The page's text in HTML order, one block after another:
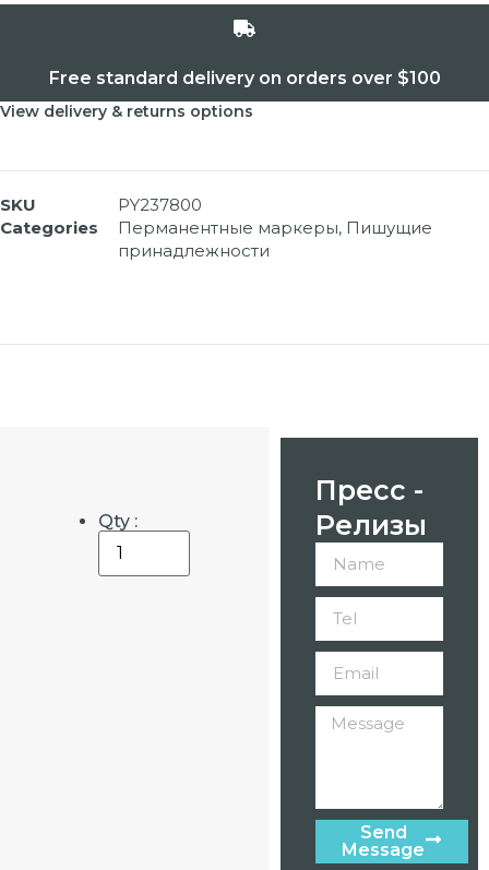
Free standard delivery on orders over $100
View delivery & returns options
SKU
PY237800
Categories
Перманентные маркеры, Пишущие
принадлежности
Qty :
Пресс -
Релизы
Send
Message